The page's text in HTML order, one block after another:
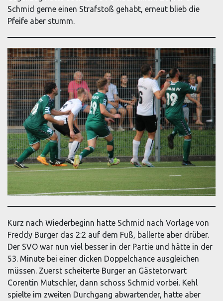
Schmid gerne einen Strafstoß gehabt, erneut blieb die
Pfeife aber stumm.
Kurz nach Wiederbeginn hatte Schmid nach Vorlage von
Freddy Burger das 2:2 auf dem Fuß, ballerte aber drüber.
Der SVO war nun viel besser in der Partie und hätte in der
53. Minute bei einer dicken Doppelchance ausgleichen
müssen. Zuerst scheiterte Burger an Gästetorwart
Corentin Mutschler, dann schoss Schmid vorbei. Kehl
spielte im zweiten Durchgang abwartender, hatte aber